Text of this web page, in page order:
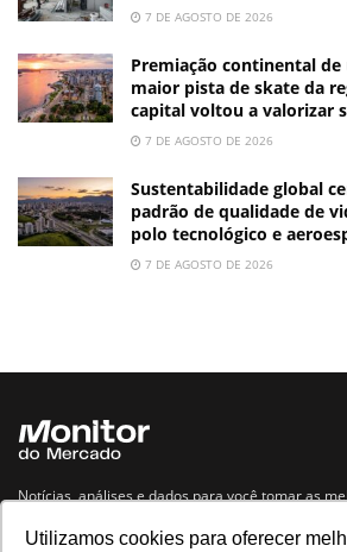
Utilizamos cookies para oferecer
7 DE AGOSTO DE 2026
Premiação continental
maior pista de skate da
capital voltou a valorizar
7 DE AGOSTO DE 2026
Sustentabilidade global
padrão de qualidade de
polo tecnológico e
7 DE AGOSTO DE 2026
Notícias, análises e dados para você tomar as
Navegue no site